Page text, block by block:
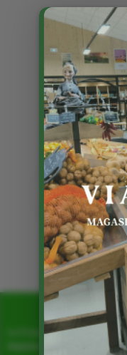
Les
Les plants
La Ferme de Vialard
Magasin de producteurs depuis